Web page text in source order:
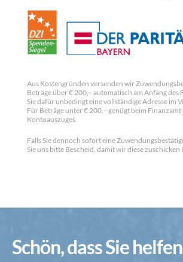
Aus Kostengründen versenden wir
Beträge über € 200,– automatisch am Anfang des
Sie dafür unbedingt eine vollständige Adresse im
Für Beträge unter € 200,– genügt beim Finanzamt
Kontoauszuges.
Falls Sie dennoch sofort eine
Sie uns bitte Bescheid, damit wir diese zuschicken
Schön, dass Sie